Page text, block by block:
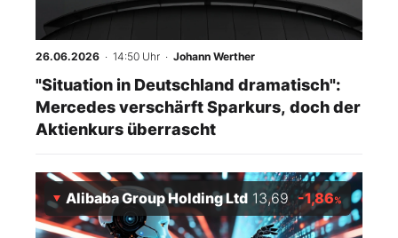
26.06.2026 · 14:50 Uhr · Johann Werther
"Situation in Deutschland dramatisch":
Mercedes verschärft Sparkurs, doch der
Aktienkurs überrascht
Alibaba Group Holding Ltd 13,69 -1,86%